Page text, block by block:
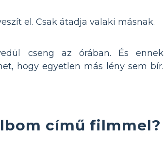
el. Csak átadja valaki másnak.
cseng az órában. És ennek
hogy egyetlen más lény sem bír.
című filmmel?